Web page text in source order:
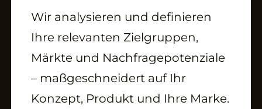
Wir analysieren und definieren
Ihre relevanten Zielgruppen,
Märkte und Nachfragepotenziale
– maßgeschneidert auf Ihr
Konzept, Produkt und Ihre Marke.
ABOUT
Expertise